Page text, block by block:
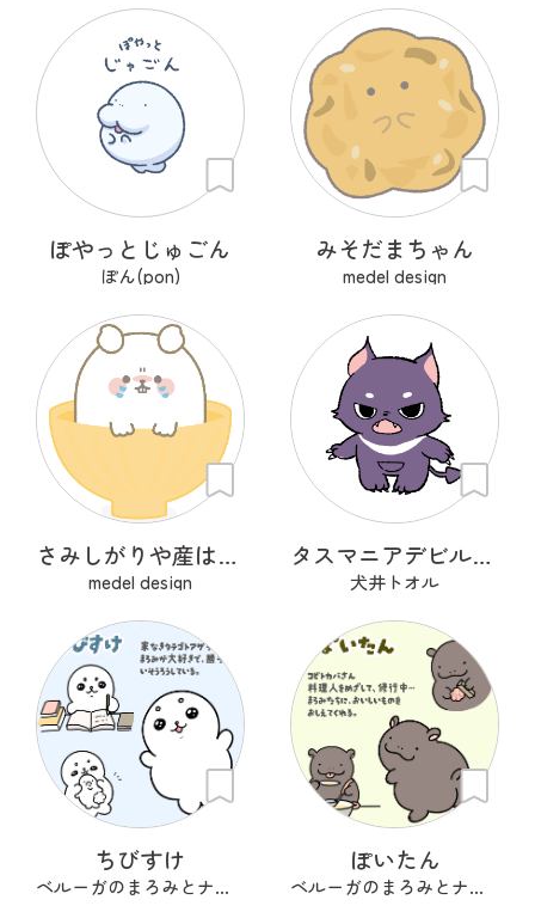
ぽやっとじゅごん
ぽん(pon)
みそだまちゃん
medel design
さみしがりや産はんちゃん
medel design
タスマニアデビルのデビぷん
犬井トオル
ちびすけ
ベルーガのまろみとナカマたち
ぽいたん
ベルーガのまろみとナカマたち